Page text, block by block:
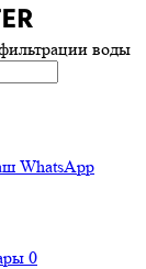
воды
WhatsApp
0